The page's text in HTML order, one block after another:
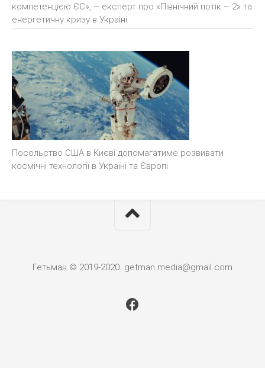
компетенцією ЄС», – експерт про «Північний потік – 2» та
енергетичну кризу в Україні
Посольство США в Києві допомагатиме розвивати
космічні технології в Україні та Європі
Гетьман © 2019-2020. getman.media@gmail.com